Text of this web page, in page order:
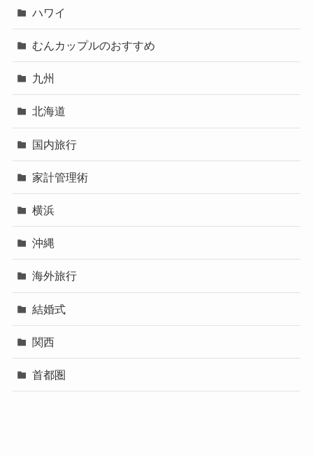
ハワイ
むんカップルのおすすめ
九州
北海道
国内旅行
家計管理術
横浜
沖縄
海外旅行
結婚式
関西
首都圏